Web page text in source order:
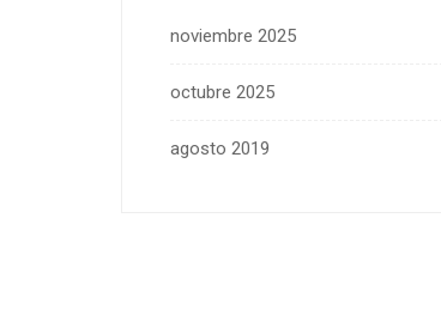
noviembre 2025
octubre 2025
agosto 2019